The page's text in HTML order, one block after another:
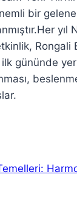
bir
yıl
Rongali
gününde yer